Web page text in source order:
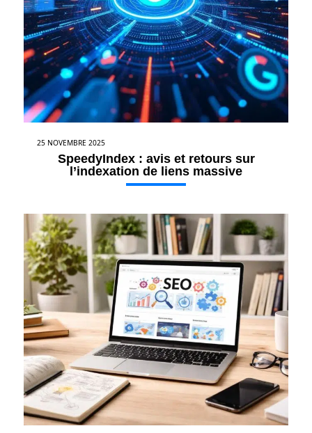
25 NOVEMBRE 2025
SpeedyIndex : avis et retours sur
l’indexation de liens massive